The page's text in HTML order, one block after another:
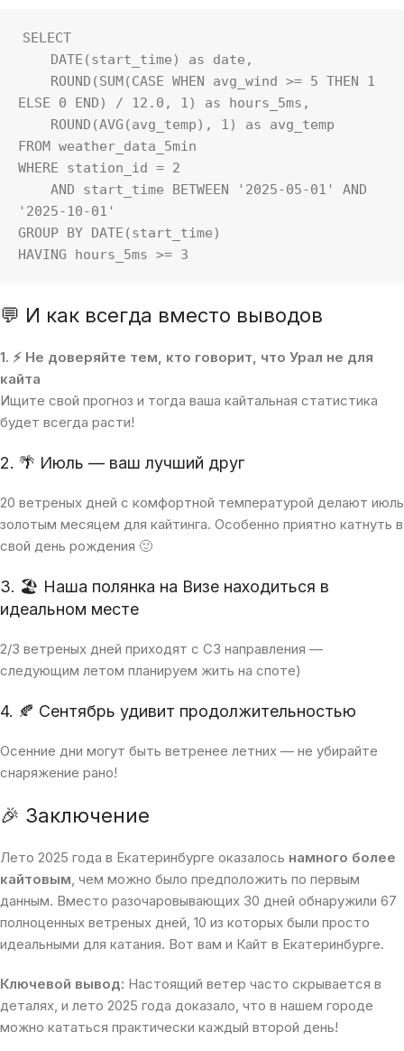
SELECT
ELSE 0 END) / 12.0, 1) as hours_5ms,
FROM weather_data_5min
WHERE station_id = 2
'2025-10-01'
GROUP BY DATE(start_time)
HAVING hours_5ms >= 3
💬 И как всегда вместо выводов
1. ⚡ Не доверяйте тем, кто говорит, что Урал не для
кайта
Ищите свой прогноз и тогда ваша кайтальная статистика
будет всегда расти!
2. 🌴 Июль — ваш лучший друг
20 ветреных дней с комфортной температурой делают июль
золотым месяцем для кайтинга. Особенно приятно катнуть в
свой день рождения 🙂
3. 🏖 Наша полянка на Визе находиться в
идеальном месте
2/3 ветреных дней приходят с СЗ направления —
следующим летом планируем жить на споте)
4. 🍂 Сентябрь удивит продолжительностью
Осенние дни могут быть ветренее летних — не убирайте
снаряжение рано!
🎉 Заключение
Лето 2025 года в Екатеринбурге оказалось намного более
кайтовым, чем можно было предположить по первым
данным. Вместо разочаровывающих 30 дней обнаружили 67
полноценных ветреных дней, 10 из которых были просто
идеальными для катания. Вот вам и Кайт в Екатеринбурге.
Ключевой вывод: Настоящий ветер часто скрывается в
деталях, и лето 2025 года доказало, что в нашем городе
можно кататься практически каждый второй день!